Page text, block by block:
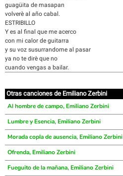
guagüita de masapan
volverè al año cabal.
ESTRIBILLO
Y es al final que me acerco
con mi calor de guitarra
y su voz susurrandome al pasar
ya no te dirè que no
cuando vengas a bailar.
Otras canciones de Emiliano Zerbini
Al hombre de campo, Emiliano Zerbini
Lumbre y Esencia, Emiliano Zerbini
Morada copla de ausencia, Emiliano Zerbini
Ofrenda, Emiliano Zerbini
Fueguito de la mañana, Emiliano Zerbini